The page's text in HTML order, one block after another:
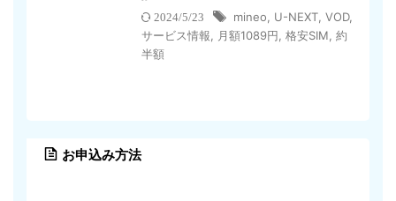
2024/5/23 mineo U-NEXT VOD,
サービス情報
月額1089円 格安SIM 約
半額
お申込み方法